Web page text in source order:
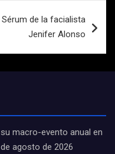
de la facialista
Jenifer Alonso
macro-evento anual en
agosto de 2026